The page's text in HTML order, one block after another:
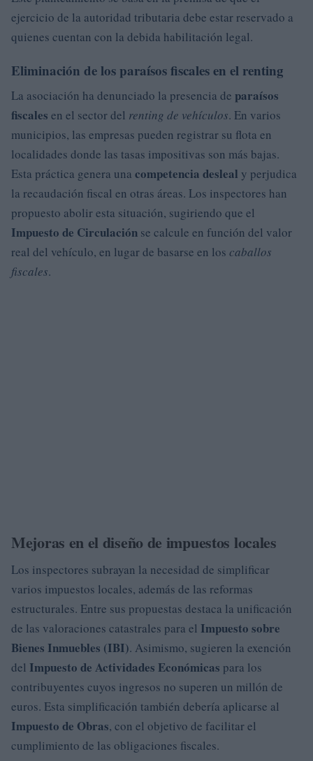
ejercicio de la autoridad tributaria debe estar reservado a
quienes cuentan con la debida habilitación legal.
Eliminación de los paraísos fiscales en el renting
La asociación ha denunciado la presencia de paraísos
fiscales en el sector del renting de vehículos. En varios
municipios, las empresas pueden registrar su flota en
localidades donde las tasas impositivas son más bajas.
Esta práctica genera una competencia desleal y perjudica
la recaudación fiscal en otras áreas. Los inspectores han
propuesto abolir esta situación, sugiriendo que el
Impuesto de Circulación se calcule en función del valor
real del vehículo, en lugar de basarse en los caballos
fiscales.
Mejoras en el diseño de impuestos locales
Los inspectores subrayan la necesidad de simplificar
varios impuestos locales, además de las reformas
estructurales. Entre sus propuestas destaca la unificación
de las valoraciones catastrales para el Impuesto sobre
Bienes Inmuebles (IBI). Asimismo, sugieren la exención
del Impuesto de Actividades Económicas para los
contribuyentes cuyos ingresos no superen un millón de
euros. Esta simplificación también debería aplicarse al
Impuesto de Obras, con el objetivo de facilitar el
cumplimiento de las obligaciones fiscales.